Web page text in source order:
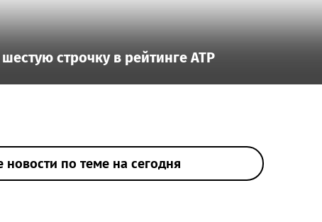
строчку в рейтинге ATP
новости по теме на сегодня